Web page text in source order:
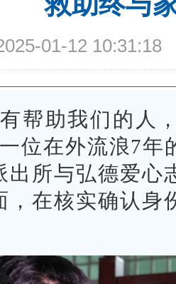
01-12 10:31:18
帮助我们的人
位在外流浪7
出所与弘德爱心
，在核实确认身